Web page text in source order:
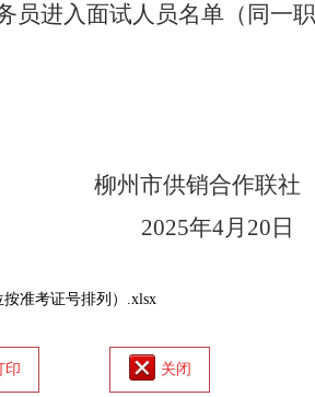
员进入面试人员名单 （同一
柳州市供销合作联社
5年4月 20 日
准考证号排列）.xlsx
印
关闭